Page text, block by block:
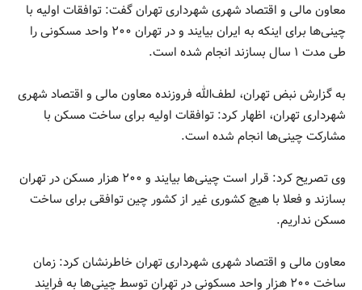
معاون مالی و اقتصاد شهری شهرداری تهران ‌گفت: توافقات اولیه با
چینی‌ها برای اینکه به ایران بیایند و در تهران ۲۰۰ واحد مسکونی را
طی مدت ۱ سال بسازند انجام شده است.
به گزارش نبض تهران، لطف‌الله فروزنده معاون مالی و اقتصاد شهری
شهرداری تهران، اظهار کرد: توافقات اولیه برای ساخت مسکن با
مشارکت چینی‌ها انجام شده است.
وی تصریح کرد: قرار است چینی‌ها بیایند و ۲۰۰ هزار مسکن در تهران
بسازند و فعلا با هیچ کشوری غیر از کشور چین توافقی برای ساخت
مسکن نداریم.
معاون مالی و اقتصاد شهری شهرداری تهران خاطرنشان کرد: زمان
ساخت ۲۰۰ هزار واحد مسکونی در تهران توسط چینی‌ها به فرایند